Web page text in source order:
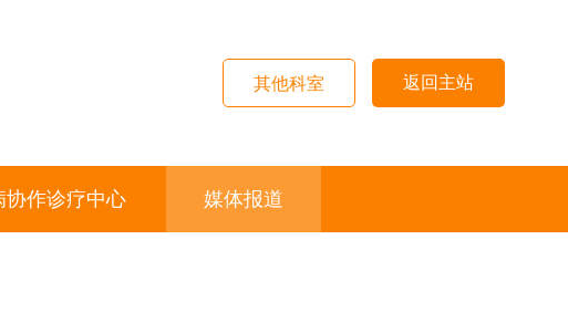
其他科室 返回主站
协作诊疗中心 媒体报道